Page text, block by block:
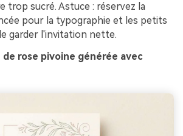
trop sucré. Astuce : réservez la
pour la typographie et les petits
garder l'invitation nette.
de rose pivoine générée avec